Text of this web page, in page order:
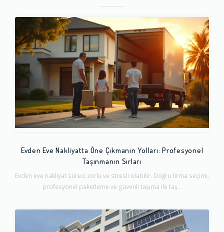
Evden Eve Nakliyatta Öne Çıkmanın Yolları: Profesyonel
Taşınmanın Sırları
Evden eve nakliyat süreci zorlu ve stresli olabilir. Doğru firma seçimi,
profesyonel paketleme ve güvenli taşıma ile taş...